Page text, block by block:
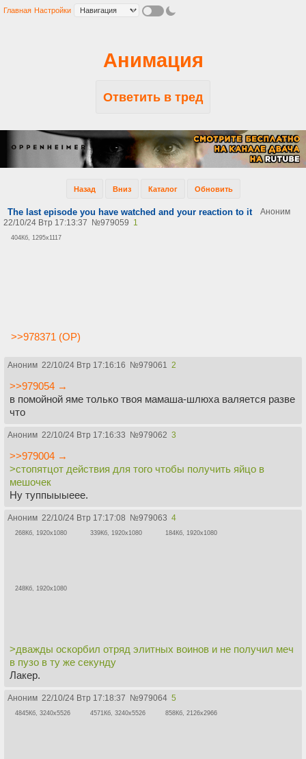
Главная Настройки
Анимация
Ответить в тред
Назад Вниз Каталог Обновить
The last episode you have watched and your reaction to it
Аноним
22/10/24 Втр 17:13:37
№979059 1
404Кб, 1295x1117
>>978371 (OP)
Аноним 22/10/24 Втр 17:16:16 №979061 2
>>979054 →
в помойной яме только твоя мамаша-шлюха валяется разве
что
Аноним 22/10/24 Втр 17:16:33 №979062 3
>>979004 →
>стопятцот действия для того чтобы получить яйцо в
мешочек
Ну туппыыыеее.
Аноним 22/10/24 Втр 17:17:08 №979063 4
268Кб, 1920x1080 339Кб, 1920x1080 184Кб, 1920x1080
248Кб, 1920x1080
>дважды оскорбил отряд элитных воинов и не получил меч
в пузо в ту же секунду
Лакер.
Аноним 22/10/24 Втр 17:18:37 №979064 5
4845Кб, 3240x5526 4571Кб, 3240x5526 858Кб, 2126x2966